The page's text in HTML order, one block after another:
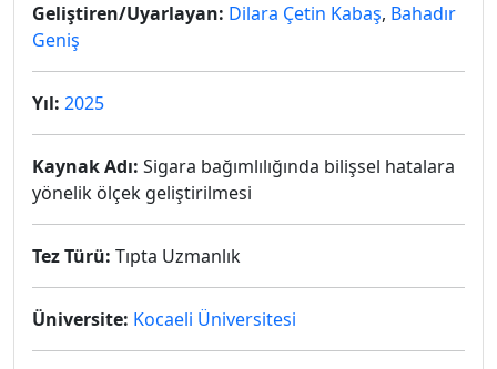
Geliştiren/Uyarlayan: Dilara Çetin Kabaş, Bahadır
Geniş
Yıl: 2025
Kaynak Adı: Sigara bağımlılığında bilişsel hatalara
yönelik ölçek geliştirilmesi
Tez Türü: Tıpta Uzmanlık
Üniversite: Kocaeli Üniversitesi